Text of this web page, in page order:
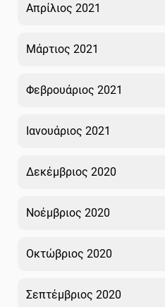
Απρίλιος 2021
Μάρτιος 2021
Φεβρουάριος 2021
Ιανουάριος 2021
Δεκέμβριος 2020
Νοέμβριος 2020
Οκτώβριος 2020
Σεπτέμβριος 2020